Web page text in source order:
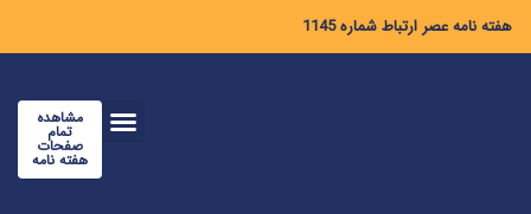
هفته نامه عصر ارتباط شماره 1145
مشاهده
تمام
صفحات
هفته نامه